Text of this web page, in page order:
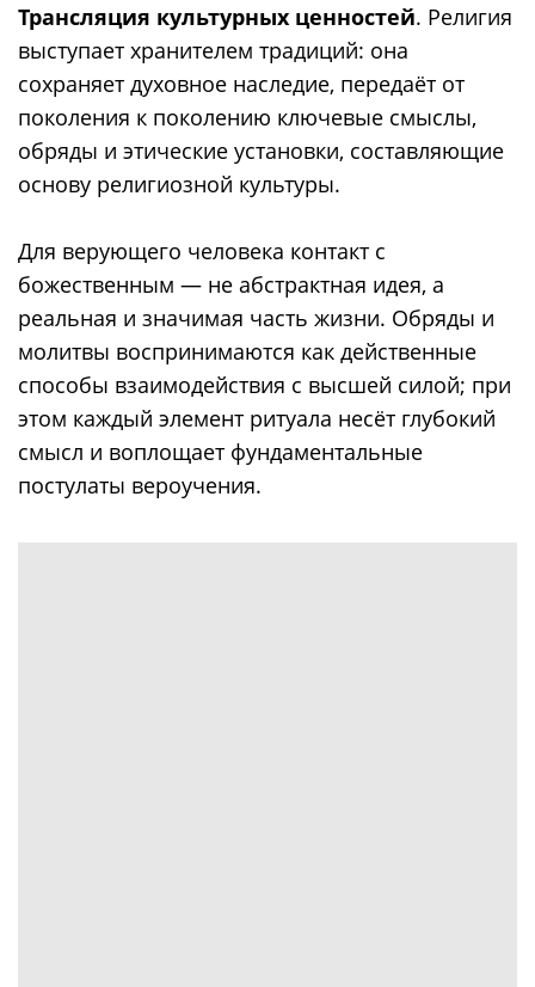
Трансляция культурных ценностей. Религия
выступает хранителем традиций: она
сохраняет духовное наследие, передаёт от
поколения к поколению ключевые смыслы,
обряды и этические установки, составляющие
основу религиозной культуры.
Для верующего человека контакт с
божественным — не абстрактная идея, а
реальная и значимая часть жизни. Обряды и
молитвы воспринимаются как действенные
способы взаимодействия с высшей силой; при
этом каждый элемент ритуала несёт глубокий
смысл и воплощает фундаментальные
постулаты вероучения.